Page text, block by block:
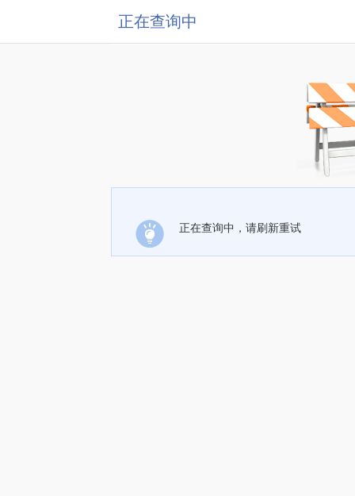
正在查询中
正在查询中，请刷新重试